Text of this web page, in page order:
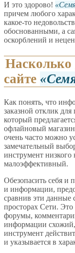
И это здорово!
причем любого
какое-то
обоснованными, а
оскорблений и
Насколько
сайте
Как понять, что
заказной отклик
который
офлайновый
очень часто можно
замечательный
инструмент низкого
малоэффективный.
Обезопасить себя и
и информации,
сравнив эти
просторах Сети.
форумы,
информации схожий,
инструмент
и указывается в